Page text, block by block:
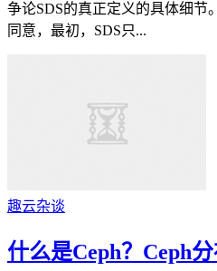
争论SDS的真正定义的具体细节
同意，最初，SDS只...
趣云杂谈
什么是Ceph？Ceph